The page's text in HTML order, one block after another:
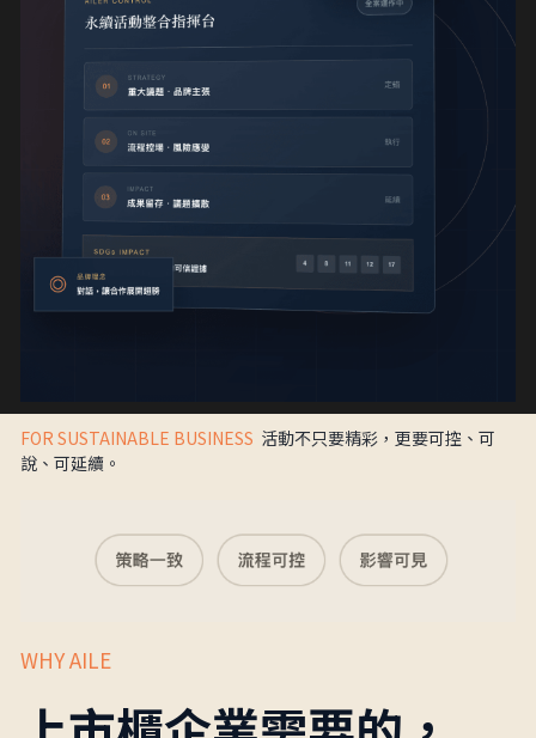
FOR SUSTAINABLE BUSINESS 活動不只要精彩，更要可控、可
說、可延續。
WHY AILE